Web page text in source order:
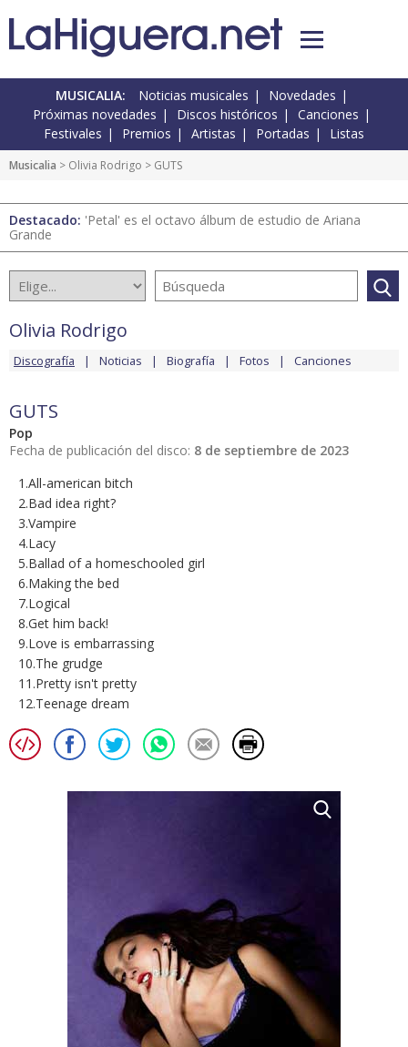
MUSICALIA: Noticias musicales
Novedades
Próximas novedades
Discos históricos
Canciones
Festivales
Premios Artistas Portadas Listas
Musicalia > Olivia Rodrigo > GUTS
Destacado: 'Petal' es el octavo álbum de estudio de Ariana
Grande
Olivia Rodrigo
Discografía Noticias Biografía Fotos Canciones
GUTS
Pop
Fecha de publicación del disco: 8 de septiembre de 2023
1.All-american bitch
2.Bad idea right?
3.V​ampire
4.Lacy
5.Ballad of a homeschooled girl
6.Making the bed
7.Logical
8.Get him back!
9.Love is embarrassing
10.The grudge
11.Pretty isn't pretty
12.Teenage dream